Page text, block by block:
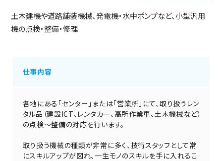
土木建機や道路舗装機械、発電機・水中ポンプなど、小型汎用
機の点検・整備・修理
仕事内容
各地にある「センター」または「営業所」にて、取り扱うレン
タル品（建設ICT、レンタカー、高所作業車、土木機械など）
の点検～整備の対応を行います。
取り扱う機械の種類が非常に多く、技術スタッフとして常
にスキルアップが図れ、一生モノのスキルを手に入れるこ